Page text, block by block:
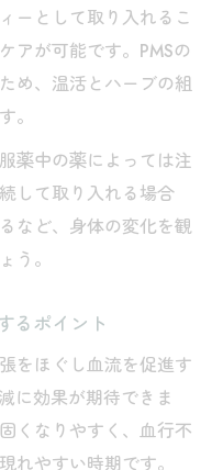
ーとして取り入れるこ
アが可能です。PMSの
め、温活とハーブの組
。
薬中の薬によっては注
して取り入れる場合
など、身体の変化を観
う。
るポイント
をほぐし血流を促進す
に効果が期待できま
くなりやすく、血行不
れやすい時期です。